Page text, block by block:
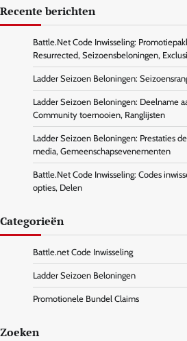
Recente berichten
Battle.Net Code Inwisseling:
Resurrected, Seizoensbeloningen,
Ladder Seizoen Beloningen:
Ladder Seizoen Beloningen: Deelname
Community toernooien, Ranglijsten
Ladder Seizoen Beloningen: Prestaties
media, Gemeenschapsevenementen
Battle.Net Code Inwisseling: Codes
opties, Delen
Categorieën
Battle.net Code Inwisseling
Ladder Seizoen Beloningen
Promotionele Bundel Claims
Zoeken